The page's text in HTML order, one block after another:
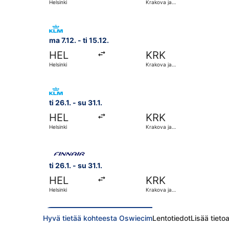
Helsinki
Krakova ja
ma 7.12. - ti 15.12.
HEL
Helsinki
KRK
Krakova ja
ti 26.1. - su 31.1.
HEL
Helsinki
KRK
Krakova ja
Valitse lentoyhtiön KLM lento, lähtö ti 26.1.
ti 26.1. - su 31.1.
HEL
Helsinki
KRK
Krakova ja
Hyvä tietää kohteesta OswiecimLentotiedotLisää